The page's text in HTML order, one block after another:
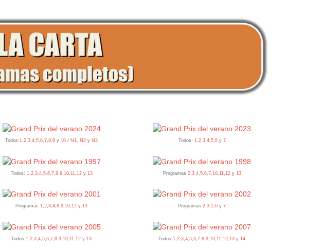
Todos: 1 ,2 ,3 ,4 ,5 ,6 ,7 ,8 ,9 y 10 / N1 N2 y N3 Todos: 1 2, 3, 4, 5, 6y 7
Todos: 1 2, 3, 4, 5, 6, 7, 8, 9, 10, 11 12y 13 Programas 2, 3, 4, 5, 6, 7, 10, 11 12 y 13
Programas1,2,3,4,8,9,10,12 y13 Programas2,3,5,6 y7
Todos:1,2,3,4,5,6,7,8,9,10,11,12 y13 Todos:1,2,3,4,5,6,7,8,9,10,11,12,13 y14